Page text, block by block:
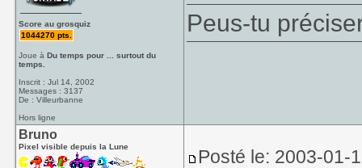
Score au grosquiz
1044270 pts.
Joue àDu temps pour ... surtout du
temps.
Inscrit : Jul 14, 2002
Messages : 3137
De : Villeurbanne
Hors ligne
Peus-tu
Bruno
Pixel visible depuis la Lune Posté le: 2003-01-